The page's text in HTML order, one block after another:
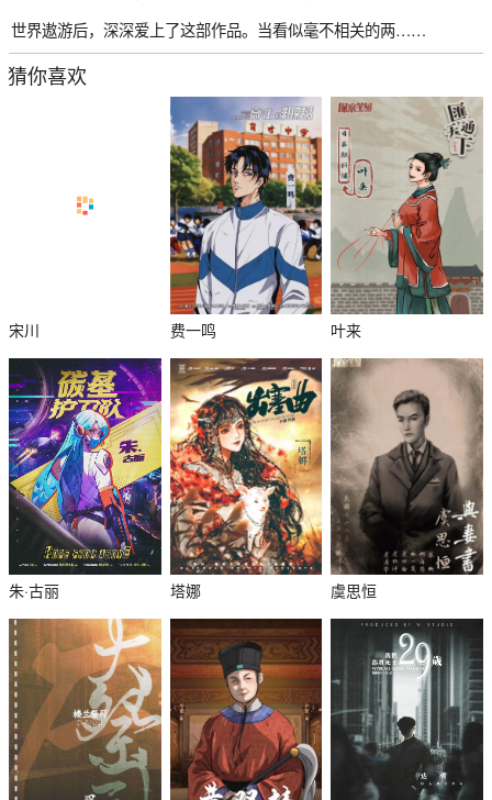
世界遨游后，深深爱上了这部作品。当看似毫不相关的两……
猜你喜欢
宋川 费一鸣 叶来
朱·古丽 塔娜 虞思恒